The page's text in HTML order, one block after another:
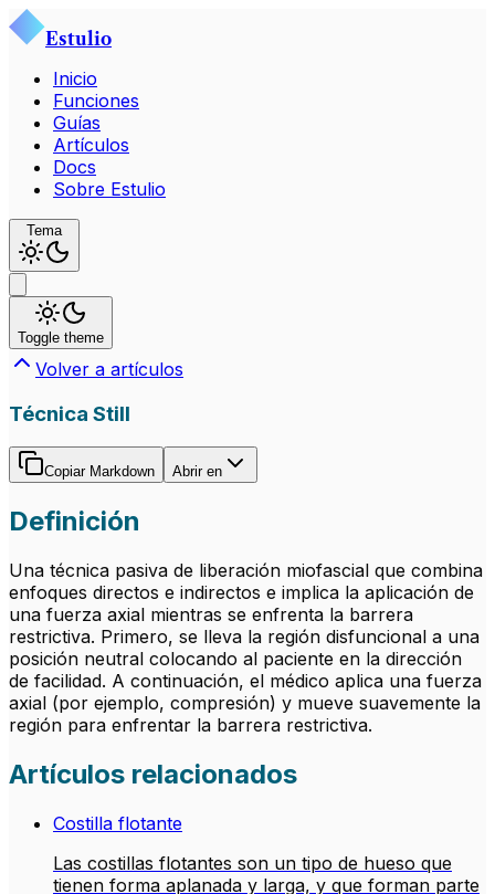
Estulio
Inicio
Funciones
Guías
Artículos
Docs
Sobre Estulio
Tema
Toggle theme
Volver a artículos
Técnica Still
Copiar Markdown Abrir en
Definición
Una técnica pasiva de liberación miofascial que combina
enfoques directos e indirectos e implica la aplicación de
una fuerza axial mientras se enfrenta la barrera
restrictiva. Primero, se lleva la región disfuncional a una
posición neutral colocando al paciente en la dirección
de facilidad. A continuación, el médico aplica una fuerza
axial (por ejemplo, compresión) y mueve suavemente la
región para enfrentar la barrera restrictiva.
Artículos relacionados
Costilla flotante
Las costillas flotantes son un tipo de hueso que
tienen forma aplanada y larga, y que forman parte